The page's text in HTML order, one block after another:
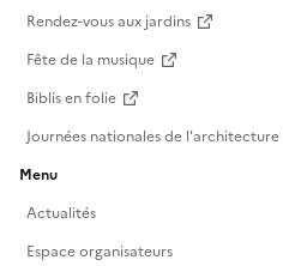
Rendez-vous aux jardins
Fête de la musique
Biblis en folie
Journées nationales de l'architecture
Menu
Actualités
Espace organisateurs